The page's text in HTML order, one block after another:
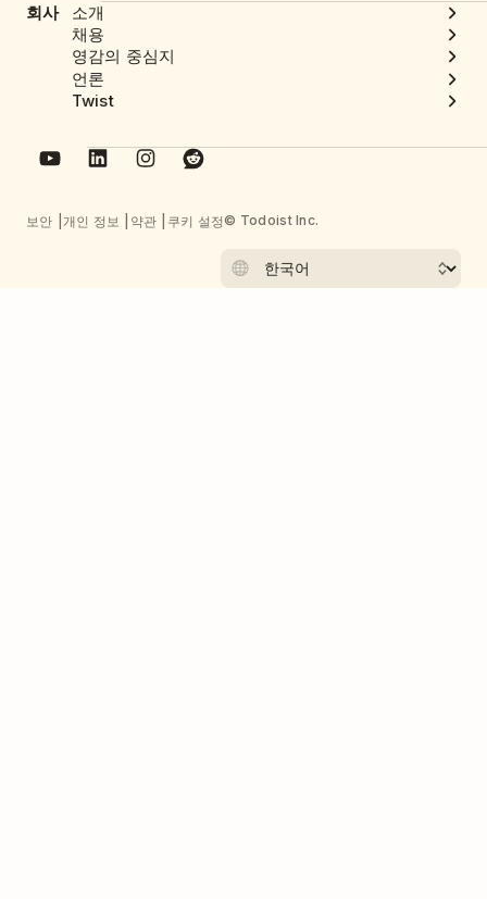
회사
소개
채용
영감의 중심지
언론
Twist
보안 개인 정보 약관 쿠키 설정© Todoist Inc.